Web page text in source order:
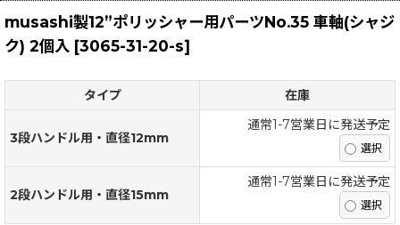
musashi製12”ポリッシャー用パーツNo.35 車軸(シャジ
ク) 2個入 [3065-31-20-s]
タイプ 在庫
3段ハンドル用・直径12mm
通常1-7営業日に発送予定
2段ハンドル用・直径15mm
通常1-7営業日に発送予定